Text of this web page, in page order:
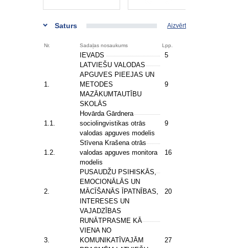
Saturs Aizvērt
Nr. Sadaļas nosaukums Lpp.
IEVADS 5
1.
LATVIEŠU VALODAS
APGUVES PIEEJAS UN
METODES
MAZĀKUMTAUTĪBU
SKOLĀS
9
1.1.
Hovārda Gārdnera
sociolingvistikas otrās
valodas apguves modelis
9
1.2.
Stīvena Krašena otrās
valodas apguves monitora
modelis
16
2.
PUSAUDŽU PSIHISKĀS,
EMOCIONĀLĀS UN
MĀCĪŠANĀS ĪPATNĪBAS,
INTERESES UN
VAJADZĪBAS
20
3.
RUNĀTPRASME KĀ
VIENA NO
KOMUNIKATĪVAJĀM
27